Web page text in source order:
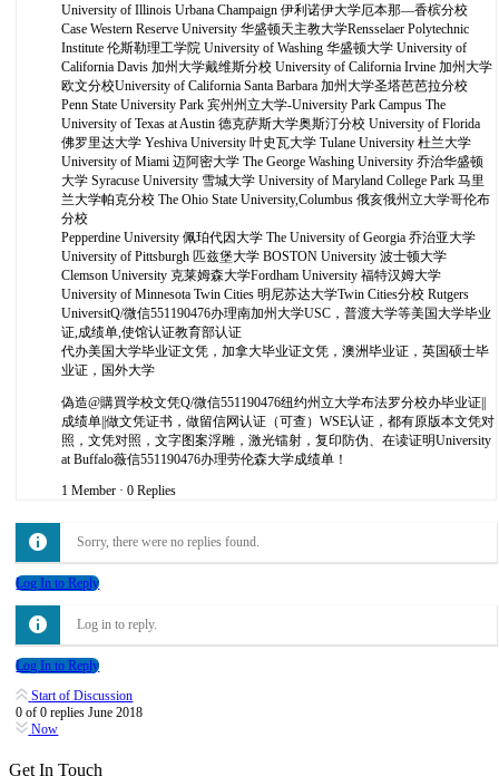
University of Illinois Urbana Champaign 伊利诺伊大学厄本那—香槟分校
Case Western Reserve University 华盛顿天主教大学Rensselaer Polytechnic
Institute 伦斯勒理工学院 University of Washing 华盛顿大学 University of
California Davis 加州大学戴维斯分校 University of California Irvine 加州大学
欧文分校University of California Santa Barbara 加州大学圣塔芭芭拉分校
Penn State University Park 宾州州立大学-University Park Campus The
University of Texas at Austin 德克萨斯大学奥斯汀分校 University of Florida
佛罗里达大学 Yeshiva University 叶史瓦大学 Tulane University 杜兰大学
University of Miami 迈阿密大学 The George Washing University 乔治华盛顿
大学 Syracuse University 雪城大学 University of Maryland College Park 马里
兰大学帕克分校 The Ohio State University,Columbus 俄亥俄州立大学哥伦布
分校
Pepperdine University 佩珀代因大学 The University of Georgia 乔治亚大学
University of Pittsburgh 匹兹堡大学 BOSTON University 波士顿大学
Clemson University 克莱姆森大学Fordham University 福特汉姆大学
University of Minnesota Twin Cities 明尼苏达大学Twin Cities分校 Rutgers
UniversitQ/微信551190476办理南加州大学USC，普渡大学等美国大学毕业
证,成绩单,使馆认证教育部认证
代办美国大学毕业证文凭，加拿大毕业证文凭，澳洲毕业证，英国硕士毕
业证，国外大学
偽造@購買学校文凭Q/微信551190476纽约州立大学布法罗分校办毕业证||
成绩单||做文凭证书，做留信网认证（可查）WSE认证，都有原版本文凭对
照，文凭对照，文字图案浮雕，激光镭射，复印防伪、在读证明University
at Buffalo薇信551190476办理劳伦森大学成绩单！
1 Member · 0 Replies
Sorry, there were no replies found.
Log In to Reply
Log in to reply.
Log In to Reply
Start of Discussion
0 of0 repliesJune 2018
Now
Get In Touch